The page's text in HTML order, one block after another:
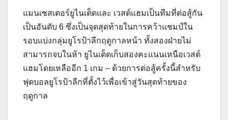
แมนเชสเตอร์ยูไนเต็ดและ เวสต์แฮมเป็นทีมที่ต่อสู้กัน
เป็นอันดับ 6 ซึ่งเป็นจุดสุดท้ายในการคว้าแชมป์ใน
รอบแบ่งกลุ่มยูโรป้าลีกฤดูกาลหน้า ทั้งสองฝ่ายไม่
สามารถจบในห้า ยูไนเต็ดเก็บสองคะแนนเหนือเวสต์
แฮมโดยเหลืออีก 1 เกม – ด้วยการต่อสู้ครั้งนี้สําหรับ
ฟุตบอลยูโรป้าลีกที่ตั้งไว้เพื่อเข้าสู่วันสุดท้ายของ
ฤดูกาล